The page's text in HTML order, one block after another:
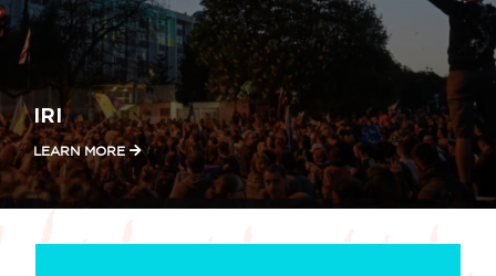
IRI
LEARN MORE